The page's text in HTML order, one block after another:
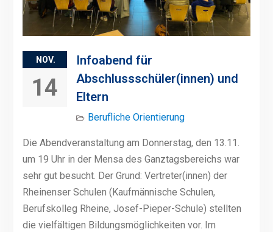
NOV.
14
Infoabend für
Abschlussschüler(innen) und
Eltern
Berufliche Orientierung
Die Abendveranstaltung am Donnerstag, den 13.11.
um 19 Uhr in der Mensa des Ganztagsbereichs war
sehr gut besucht. Der Grund: Vertreter(innen) der
Rheinenser Schulen (Kaufmännische Schulen,
Berufskolleg Rheine, Josef-Pieper-Schule) stellten
die vielfältigen Bildungsmöglichkeiten vor. Im